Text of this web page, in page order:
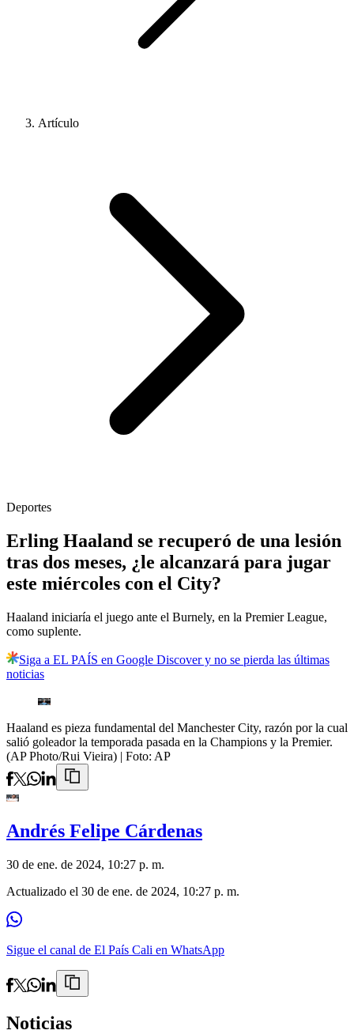
Artículo
Deportes
Erling Haaland se recuperó de una lesión
tras dos meses, ¿le alcanzará para jugar
este miércoles con el City?
Haaland iniciaría el juego ante el Burnely, en la Premier League,
como suplente.
Siga a EL PAÍS en Google Discover y no se pierda las últimas
noticias
Haaland es pieza fundamental del Manchester City, razón por la cual
salió goleador la temporada pasada en la Champions y la Premier.
(AP Photo/Rui Vieira) | Foto: AP
Andrés Felipe Cárdenas
30 de ene. de 2024, 10:27 p. m.
Actualizado el 30 de ene. de 2024, 10:27 p. m.
Sigue el canal de El País Cali en WhatsApp
Noticias